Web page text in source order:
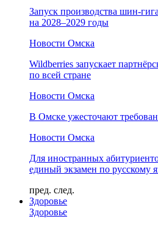
Запуск производства шин-
на 2028–2029 годы
Новости Омска
Wildberries запускает
по всей стране
Новости Омска
В Омске ужесточают
Новости Омска
Для иностранных
единый экзамен по русскому
пред. след.
Здоровье
Здоровье